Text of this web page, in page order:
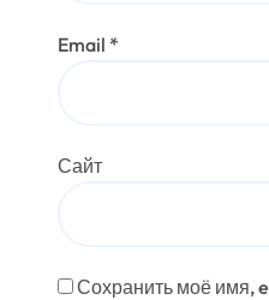
Email *
Сайт
Сохранить моё имя,